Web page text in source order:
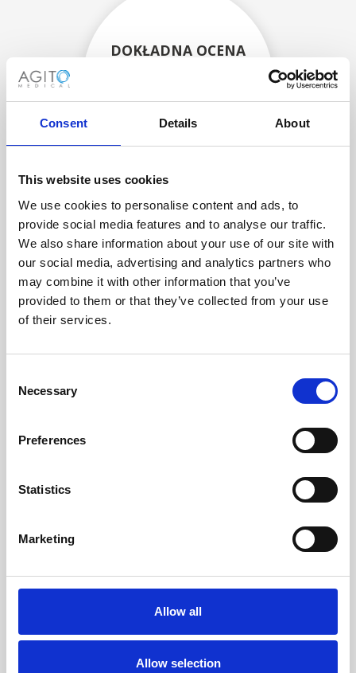
Consent Details About
This website uses cookies
We use cookies to personalise content and ads, to
provide social media features and to analyse our traffic.
We also share information about your use of our site with
our social media, advertising and analytics partners who
may combine it with other information that you’ve
provided to them or that they’ve collected from your use
of their services.
Selection
Necessary
Preferences
Statistics
Marketing
Allow all
Allow selection
DOKŁADNA OCENA
ODZYSKIWANIE
Z OSTROŻNOŚCIĄ
Użyteczne części są
skrupulatnie odzyskiwane w
bezpiecznym środowisku ESD,
zapewniając brak uszkodzeń
ani zanieczyszczeń.
BEZPIECZNIE
ZAPAKOWANE
Każda pojedyncza część jest
użyciu odpowiednich
materiałów.